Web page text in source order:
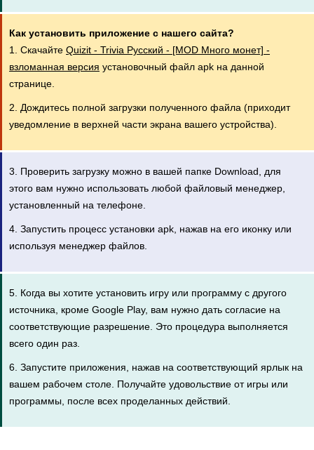
Как установить приложение с нашего сайта?
1. Скачайте Quizit - Trivia Русский - [MOD Много монет] -
взломанная версия установочный файл apk на данной
странице.
2. Дождитесь полной загрузки полученного файла (приходит
уведомление в верхней части экрана вашего устройства).
3. Проверить загрузку можно в вашей папке Download, для
этого вам нужно использовать любой файловый менеджер,
установленный на телефоне.
4. Запустить процесс установки apk, нажав на его иконку или
используя менеджер файлов.
5. Когда вы хотите установить игру или программу с другого
источника, кроме Google Play, вам нужно дать согласие на
соответствующие разрешение. Это процедура выполняется
всего один раз.
6. Запустите приложения, нажав на соответствующий ярлык на
вашем рабочем столе. Получайте удовольствие от игры или
программы, после всех проделанных действий.